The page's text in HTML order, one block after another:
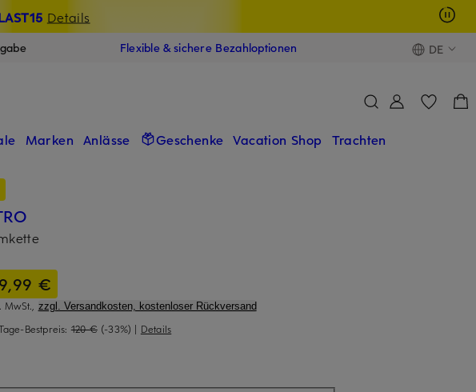
Details
Flexible & sichere Bezahloptionen DE
Marken Anlässe Geschenke Vacation Shop Trachten
€
MwSt., zzgl. Versandkosten, kostenloser Rückversand
Bestpreis: 120 € (-33%) | Details